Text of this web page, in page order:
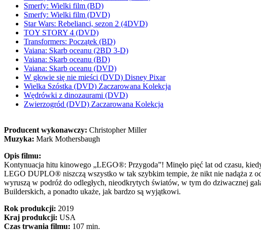
Smerfy: Wielki film (BD)
Smerfy: Wielki film (DVD)
Star Wars: Rebelianci, sezon 2 (4DVD)
TOY STORY 4 (DVD)
Transformers: Początek (BD)
Vaiana: Skarb oceanu (2BD 3-D)
Vaiana: Skarb oceanu (BD)
Vaiana: Skarb oceanu (DVD)
W głowie się nie mieści (DVD) Disney Pixar
Wielka Szóstka (DVD) Zaczarowana Kolekcja
Wędrówki z dinozaurami (DVD)
Zwierzogród (DVD) Zaczarowana Kolekcja
Producent wykonawczy: Christopher Miller
Muzyka: Mark Mothersbaugh
Opis filmu:
Kontynuacja hitu kinowego „LEGO®: Przygoda”! Minęło pięć lat od czasu,
LEGO DUPLO® niszczą wszystko w tak szybkim tempie, że nikt nie nadąża z
wyruszą w podróż do odległych, nieodkrytych światów, w tym do dziwacznej
Builderskich, a ponadto ukaże, jak bardzo są wyjątkowi.
Rok produkcji: 2019
Kraj produkcji: USA
Czas trwania filmu: 107 min.